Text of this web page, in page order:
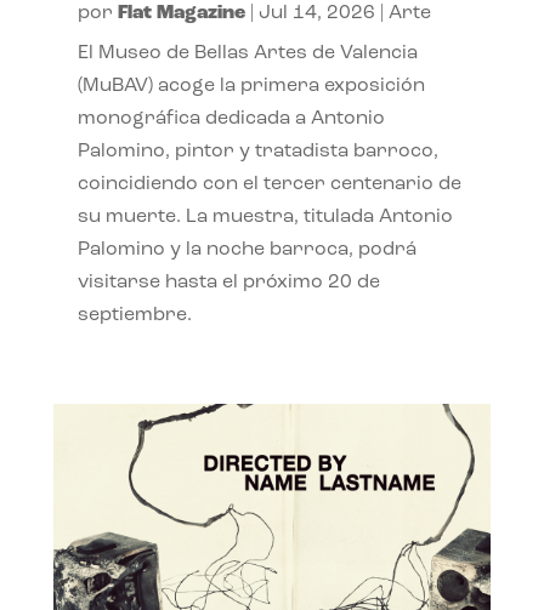
por Flat Magazine| Jul 14, 2026 Arte
El Museo de Bellas Artes de Valencia
(MuBAV) acoge la primera exposición
monográfica dedicada a Antonio
Palomino, pintor y tratadista barroco,
coincidiendo con el tercer centenario de
su muerte. La muestra, titulada Antonio
Palomino y la noche barroca, podrá
visitarse hasta el próximo 20 de
septiembre.